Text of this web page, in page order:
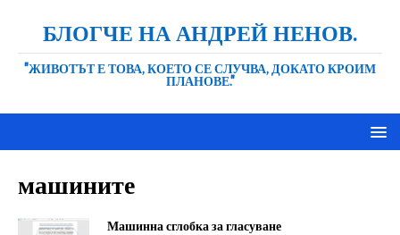
БЛОГЧЕ НА АНДРЕЙ НЕНОВ.
"ЖИВОТЪТ Е ТОВА, КОЕТО СЕ СЛУЧВА, ДОКАТО КРОИМ
ПЛАНОВЕ."
машините
Машинна сглобка за гласуване